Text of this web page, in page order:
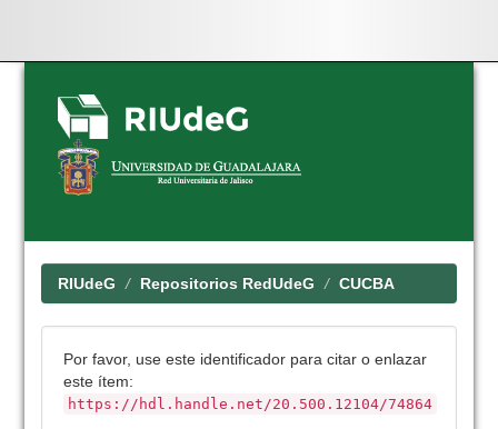
Skip
navigation
RIUdeG Repositorios RedUdeG CUCBA
Por favor, use este identificador para citar o enlazar
este ítem:
https://hdl.handle.net/20.500.12104/74864